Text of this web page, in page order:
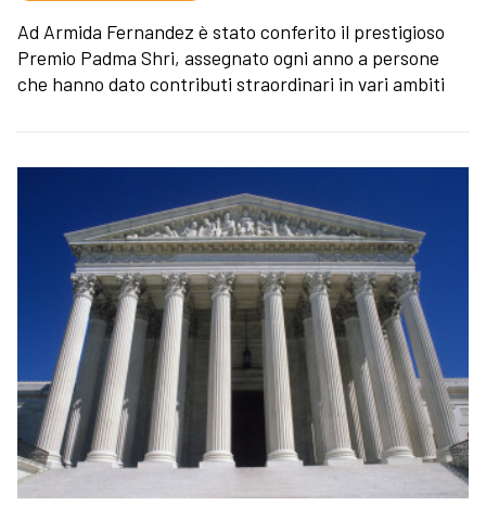
Ad Armida Fernandez è stato conferito il prestigioso
Premio Padma Shri, assegnato ogni anno a persone
che hanno dato contributi straordinari in vari ambiti